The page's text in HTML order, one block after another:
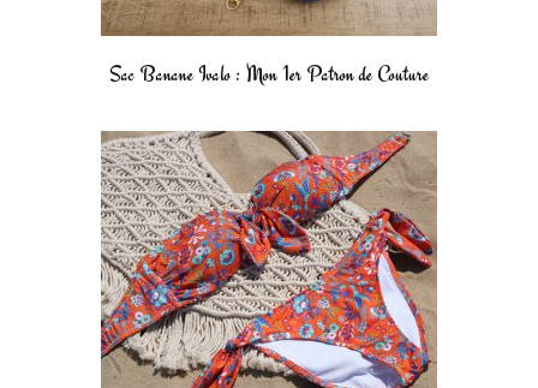
Sac Banane Ivalo : Mon 1er Patron de Couture